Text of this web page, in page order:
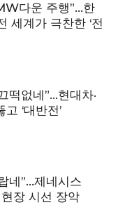
다운 주행”…한
세계가 극찬한 ‘전
떡없네”…현대차·
‘대반전’
네”…제네시스
장 시선 장악